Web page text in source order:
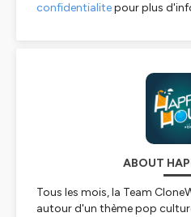
confidentialitepour plus
ABOUT
Tous les mois, la Team
autour d'un thème pop